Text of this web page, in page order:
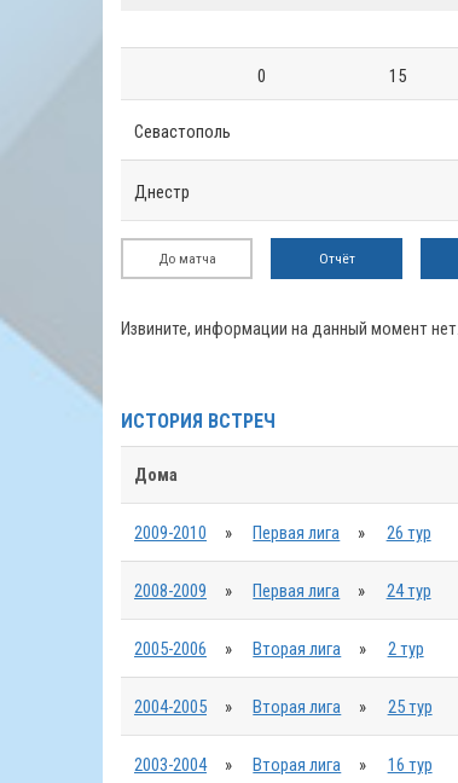
0 15
Севастополь
Днестр
До матча Отчёт
Извините, информации на данный момент нет.
ИСТОРИЯ ВСТРЕЧ
Дома
2009-2010 » Первая лига » 26 тур
2008-2009 » Первая лига » 24 тур
2005-2006 » Вторая лига » 2 тур
2004-2005 » Вторая лига » 25 тур
2003-2004 » Вторая лига » 16 тур